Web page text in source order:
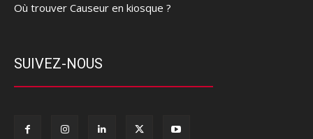
Où trouver Causeur en kiosque ?
SUIVEZ-NOUS